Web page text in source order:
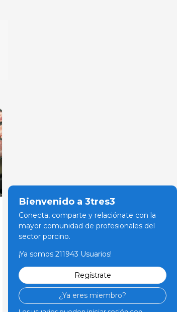
Bienvenido a 3tres3
Conecta, comparte y relaciónate con la
mayor comunidad de profesionales del
sector porcino.
¡Ya somos 211943 Usuarios!
Regístrate
¿Ya eres miembro?